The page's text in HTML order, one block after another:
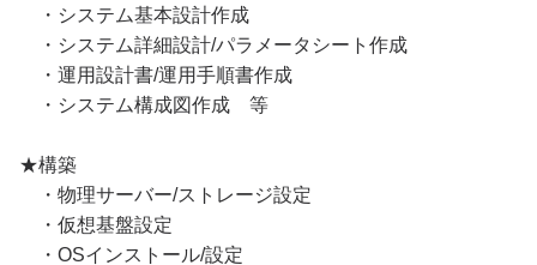
・システム基本設計作成
・システム詳細設計/パラメータシート作成
・運用設計書/運用手順書作成
・システム構成図作成 等
★構築
・物理サーバー/ストレージ設定
・仮想基盤設定
・OSインストール/設定